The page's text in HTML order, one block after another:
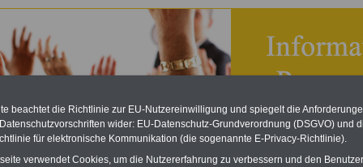
beachtet die Richtlinie zur EU-Nutzereinwilligung und spiegelt die
wider: EU-Datenschutz-Grundverordnung (DSGVO) und
für elektronische Kommunikation (die sogenannte E-Privacy-Richtlinie).
verwendet Cookies, um die Nutzererfahrung zu verbessern und den